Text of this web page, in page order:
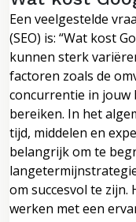
Een veelgestelde
(SEO) is: “Wat kost
kunnen sterk
factoren zoals de
concurrentie in jouw
bereiken. In het
tijd, middelen en
belangrijk om te
om succesvol te zijn.
werken met een